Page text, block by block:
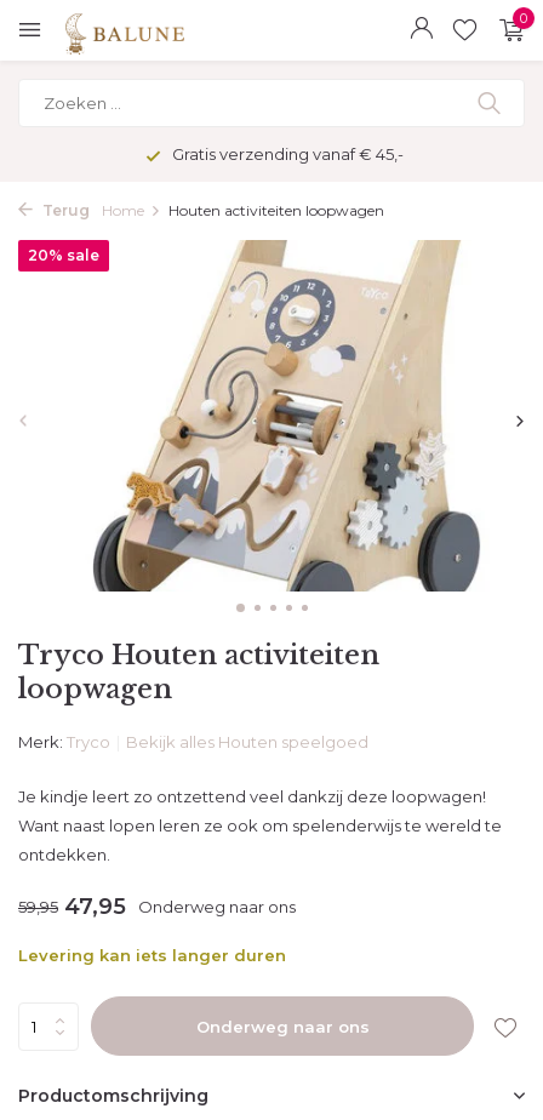
0
Gratis verzending vanaf € 45,-
Terug Home Houten activiteiten loopwagen
Tryco Houten activiteiten
loopwagen
20% sale
Merk: Tryco Bekijk alles Houten speelgoed
Je kindje leert zo ontzettend veel dankzij deze loopwagen!
Want naast lopen leren ze ook om spelenderwijs te wereld te
ontdekken.
59,95 47,95 Onderweg naar ons
Levering kan iets langer duren
Onderweg naar ons
Productomschrijving